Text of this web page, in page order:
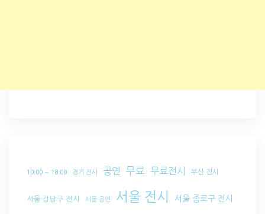
10:00 ~ 18:00 경기 전시 공연 무료 무료전시 부산 전시
서울 강남구 전시 서울 공연 서울 전시 서울 종로구 전시